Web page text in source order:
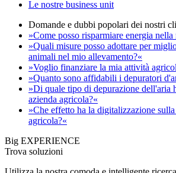
Le nostre business unit
Domande e dubbi popolari dei nostri
»Come posso risparmiare energia
»Quali misure posso adottare per
animali nel mio allevamento?«
»Voglio finanziare la mia attività
»Quanto sono affidabili i depuratori
»Di quale tipo di depurazione dell'aria
azienda agricola?«
»Che effetto ha la digitalizzazione
agricola?«
Big EXPERIENCE
Trova soluzioni